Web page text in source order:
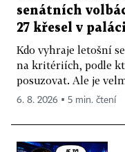
senátních
27 křesel v
Kdo vyhraje letošní
na kritériích, podle
posuzovat. Ale je
6. 8. 2026 ▪ 5 min. čtení